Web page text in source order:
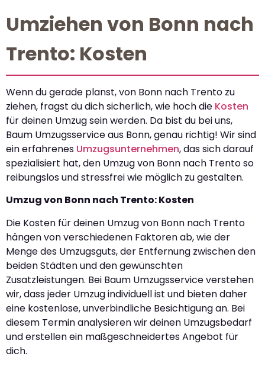
Umziehen von Bonn nach
Trento: Kosten
Wenn du gerade planst, von Bonn nach Trento zu
ziehen, fragst du dich sicherlich, wie hoch die Kosten
für deinen Umzug sein werden. Da bist du bei uns,
Baum Umzugsservice aus Bonn, genau richtig! Wir sind
ein erfahrenes Umzugsunternehmen, das sich darauf
spezialisiert hat, den Umzug von Bonn nach Trento so
reibungslos und stressfrei wie möglich zu gestalten.
Umzug von Bonn nach Trento: Kosten
Die Kosten für deinen Umzug von Bonn nach Trento
hängen von verschiedenen Faktoren ab, wie der
Menge des Umzugsguts, der Entfernung zwischen den
beiden Städten und den gewünschten
Zusatzleistungen. Bei Baum Umzugsservice verstehen
wir, dass jeder Umzug individuell ist und bieten daher
eine kostenlose, unverbindliche Besichtigung an. Bei
diesem Termin analysieren wir deinen Umzugsbedarf
und erstellen ein maßgeschneidertes Angebot für
dich.